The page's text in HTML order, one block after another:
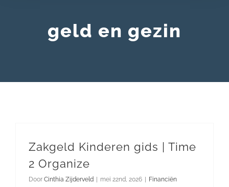
geld en gezin
Zakgeld Kinderen gids | Time
2 Organize
Door Cinthia Zijderveld | mei 22nd, 2026 | Financiën